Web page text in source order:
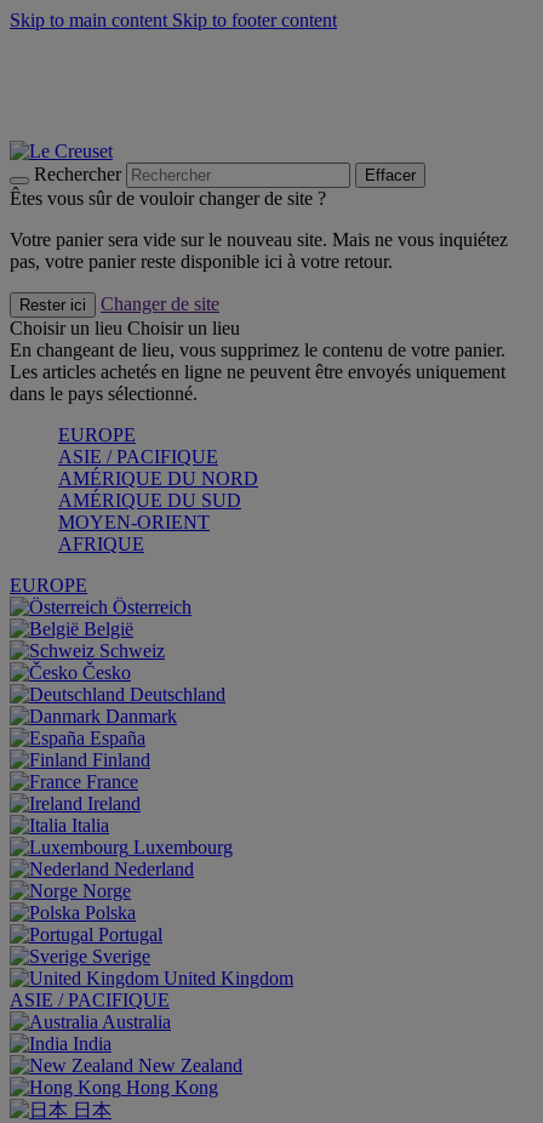
Skip to main content Skip to footer content
Rechercher Effacer
Êtes vous sûr de vouloir changer de site ?
Votre panier sera vide sur le nouveau site. Mais ne vous inquiétez
pas, votre panier reste disponible ici à votre retour.
Rester ici
Changer de site
Choisir un lieu Choisir un lieu
En changeant de lieu, vous supprimez le contenu de votre panier.
Les articles achetés en ligne ne peuvent être envoyés uniquement
dans le pays sélectionné.
EUROPE
ASIE / PACIFIQUE
AMÉRIQUE DU NORD
AMÉRIQUE DU SUD
MOYEN-ORIENT
AFRIQUE
EUROPE
Österreich
België
Schweiz
Česko
Deutschland
Danmark
España
Finland
France
Ireland
Italia
Luxembourg
Nederland
Norge
Polska
Portugal
Sverige
United Kingdom
ASIE / PACIFIQUE
Australia
India
New Zealand
Hong Kong
日本